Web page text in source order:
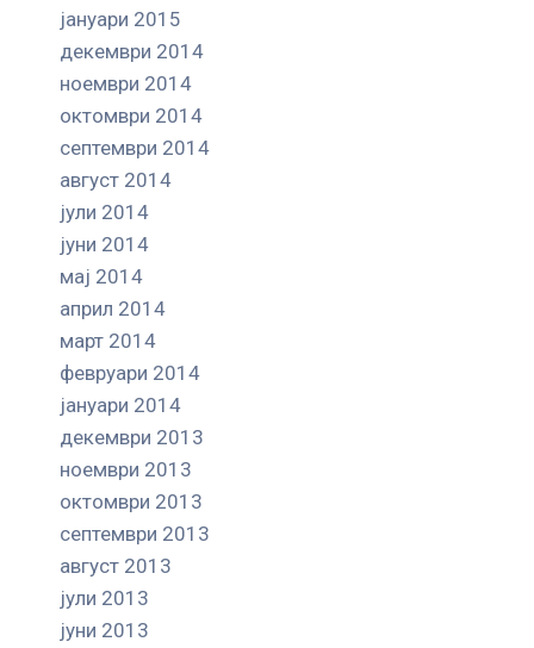
јануари 2015
декември 2014
ноември 2014
октомври 2014
септември 2014
август 2014
јули 2014
јуни 2014
мај 2014
април 2014
март 2014
февруари 2014
јануари 2014
декември 2013
ноември 2013
октомври 2013
септември 2013
август 2013
јули 2013
јуни 2013